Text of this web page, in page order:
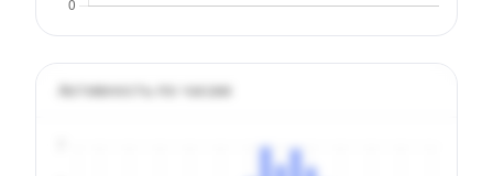
Активность по часам